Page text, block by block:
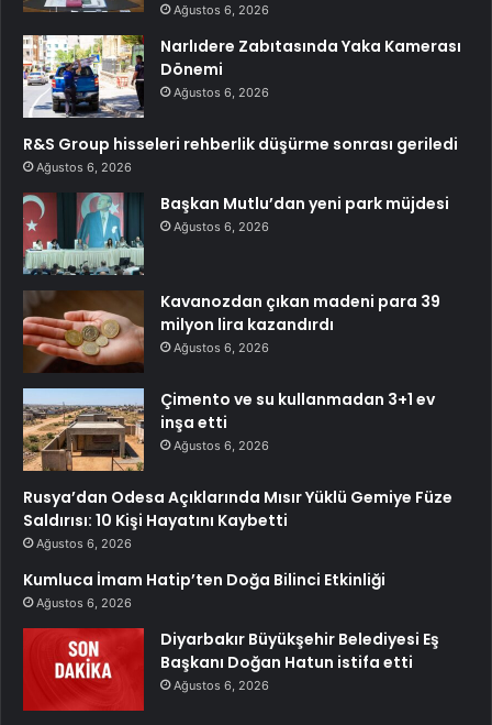
Ağustos 6, 2026
Narlıdere Zabıtasında Yaka Kamerası
Dönemi
Ağustos 6, 2026
R&S Group hisseleri rehberlik düşürme sonrası geriledi
Ağustos 6, 2026
Başkan Mutlu’dan yeni park müjdesi
Ağustos 6, 2026
Kavanozdan çıkan madeni para 39
milyon lira kazandırdı
Ağustos 6, 2026
Çimento ve su kullanmadan 3+1 ev
inşa etti
Ağustos 6, 2026
Rusya’dan Odesa Açıklarında Mısır Yüklü Gemiye Füze
Saldırısı: 10 Kişi Hayatını Kaybetti
Ağustos 6, 2026
Kumluca İmam Hatip’ten Doğa Bilinci Etkinliği
Ağustos 6, 2026
Diyarbakır Büyükşehir Belediyesi Eş
Başkanı Doğan Hatun istifa etti
Ağustos 6, 2026